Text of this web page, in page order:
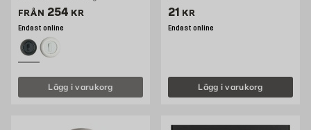
FRÅN Pris 176 kr
254 KR
Endast online
Lägg i varukorg
Pris 21 kr
21 KR
Endast online
Lägg i varukorg